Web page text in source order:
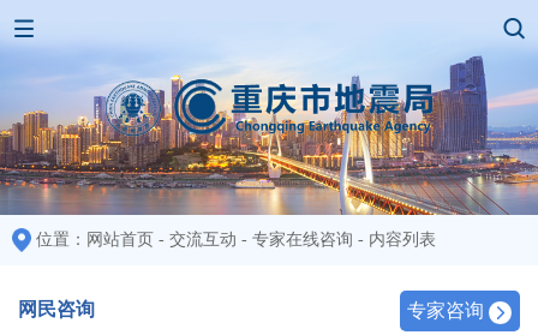
位置： 网站首页 - 交流互动 - 专家在线咨询 - 内容列表
专家咨询
网民咨询